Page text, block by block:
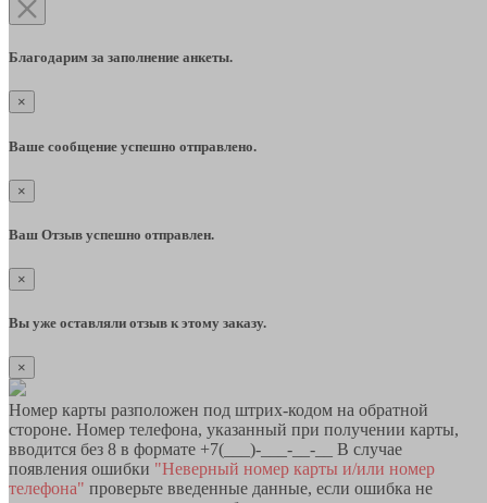
Благодарим за заполнение анкеты.
×
Ваше сообщение успешно отправлено.
×
Ваш Отзыв успешно отправлен.
×
Вы уже оставляли отзыв к этому заказу.
×
Номер карты разположен под штрих-кодом на обратной
стороне. Номер телефона, указанный при получении карты,
вводится без 8 в формате +7(___)-___-__-__ В случае
появления ошибки "Неверный номер карты и/или номер
телефона" проверьте введенные данные, если ошибка не